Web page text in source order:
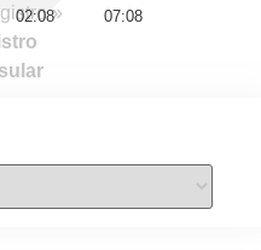
»
02:08 07:08